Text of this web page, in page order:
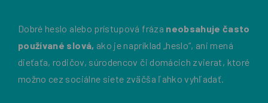
Dobré heslo alebo prístupová fráza neobsahuje často
používané slová, ako je napríklad „heslo“, ani mená
dieťaťa, rodičov, súrodencov či domácich zvierat, ktoré
možno cez sociálne siete zväčša ľahko vyhľadať.